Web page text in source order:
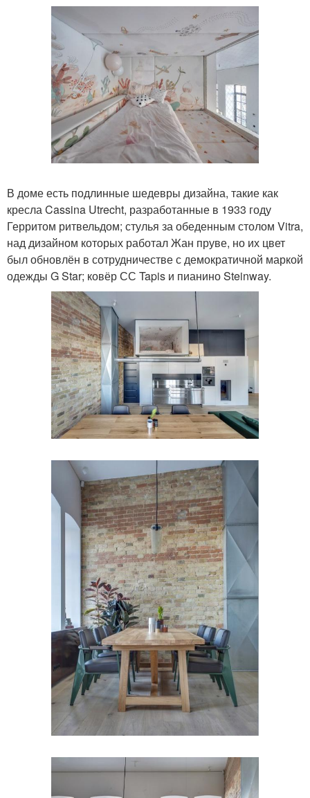
В доме есть подлинные шедевры дизайна, такие как
кресла Cassina Utrecht, разработанные в 1933 году
Герритом ритвельдом; стулья за обеденным столом Vitra,
над дизайном которых работал Жан пруве, но их цвет
был обновлён в сотрудничестве с демократичной маркой
одежды G Star; ковёр СС Tapis и пианино Steinway.